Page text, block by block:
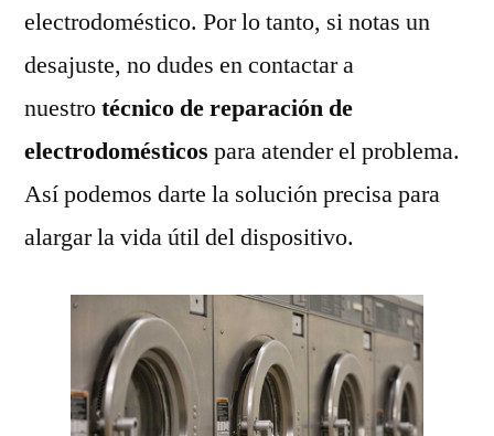
electrodoméstico. Por lo tanto, si notas un
desajuste, no dudes en contactar a
nuestrotécnico de reparación de
electrodomésticos para atender el problema.
Así podemos darte la solución precisa para
alargar la vida útil del dispositivo.